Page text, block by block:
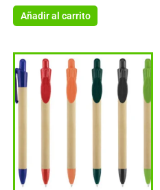
Añadir al carrito